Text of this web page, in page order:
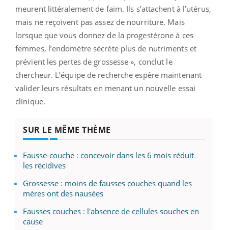
meurent littéralement de faim. Ils s’attachent à l’utérus,
mais ne reçoivent pas assez de nourriture. Mais
lorsque que vous donnez de la progestérone à ces
femmes, l’endomètre sécrète plus de nutriments et
prévient les pertes de grossesse », conclut le
chercheur. L’équipe de recherche espère maintenant
valider leurs résultats en menant un nouvelle essai
clinique.
SUR LE MÊME THÈME
Fausse-couche : concevoir dans les 6 mois réduit
les récidives
Grossesse : moins de fausses couches quand les
mères ont des nausées
Fausses couches : l'absence de cellules souches en
cause